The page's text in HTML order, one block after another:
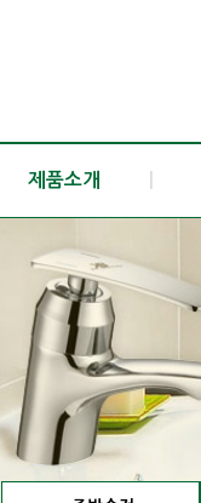
제품소개